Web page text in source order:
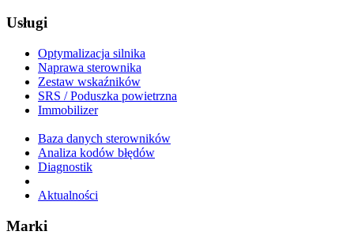
Usługi
Optymalizacja silnika
Naprawa sterownika
Zestaw wskaźników
SRS / Poduszka powietrzna
Immobilizer
Baza danych sterowników
Analiza kodów błędów
Diagnostik
Aktualności
Marki